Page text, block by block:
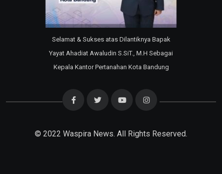
Selamat & Sukses atas Dilantiknya Bapak
Yayat Ahadiat Awaludin S.SiT., M.H Sebagai
Kepala Kantor Pertanahan Kota Bandung
© 2022 Waspira News. All Rights Reserved.